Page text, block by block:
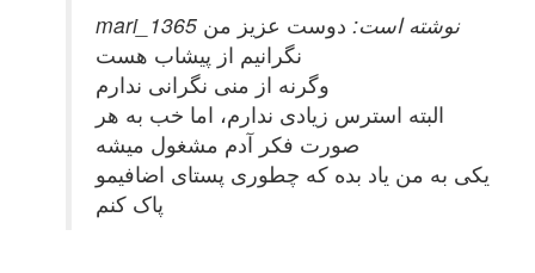
mari_1365 نوشته است: دوست عزیز من
نگرانیم از پیشاب هست
وگرنه از منی نگرانی ندارم
البته استرس زیادی ندارم، اما خب به هر
صورت فکر آدم مشغول میشه
یکی به من یاد بده که چطوری پستای اضافیمو
پاک کنم